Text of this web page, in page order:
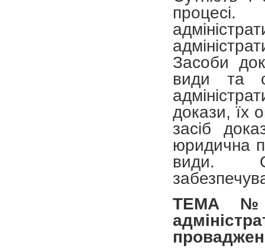
Засоби
види та
докази, їх
засіб
юридична
види.
ТЕМА